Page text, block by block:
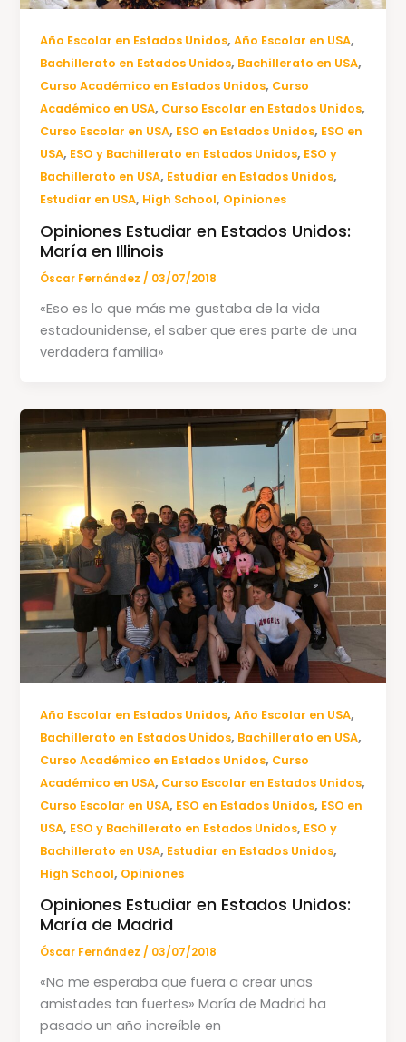
Año Escolar en Estados Unidos,Año Escolar en USA,
Bachillerato en Estados Unidos, Bachillerato en USA,
Curso Académico en Estados Unidos, Curso
Académico en USA, Curso Escolar en Estados Unidos,
Curso Escolar en USA, ESO en Estados Unidos, ESO en
USA, ESO y Bachillerato en Estados Unidos, ESO y
Bachillerato en USA, Estudiar en Estados Unidos,
Estudiar en USA, High School, Opiniones
Opiniones Estudiar en Estados Unidos:
María en Illinois
Óscar Fernández / 03/07/2018
«Eso es lo que más me gustaba de la vida
estadounidense, el saber que eres parte de una
verdadera familia»
Año Escolar en Estados Unidos,Año Escolar en USA,
Bachillerato en Estados Unidos, Bachillerato en USA,
Curso Académico en Estados Unidos, Curso
Académico en USA, Curso Escolar en Estados Unidos,
Curso Escolar en USA, ESO en Estados Unidos, ESO en
USA, ESO y Bachillerato en Estados Unidos, ESO y
Bachillerato en USA, Estudiar en Estados Unidos,
High School, Opiniones
Opiniones Estudiar en Estados Unidos:
María de Madrid
Óscar Fernández/ 03/07/2018
«No me esperaba que fuera a crear unas
amistades tan fuertes» María de Madrid ha
pasado un año increíble en